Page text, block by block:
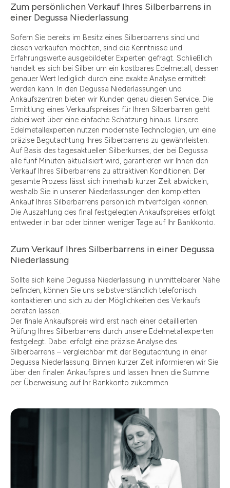
Zum persönlichen Verkauf Ihres Silberbarrens in
einer Degussa Niederlassung
Sofern Sie bereits im Besitz eines Silberbarrens sind und
diesen verkaufen möchten, sind die Kenntnisse und
Erfahrungswerte ausgebildeter Experten gefragt. Schließlich
handelt es sich bei Silber um ein kostbares Edelmetall, dessen
genauer Wert lediglich durch eine exakte Analyse ermittelt
werden kann. In den Degussa Niederlassungen und
Ankaufszentren bieten wir Kunden genau diesen Service. Die
Ermittlung eines Verkaufspreises für Ihren Silberbarren geht
dabei weit über eine einfache Schätzung hinaus. Unsere
Edelmetallexperten nutzen modernste Technologien, um eine
präzise Begutachtung Ihres Silberbarrens zu gewährleisten.
Auf Basis des tagesaktuellen Silberkurses, der bei Degussa
alle fünf Minuten aktualisiert wird, garantieren wir Ihnen den
Verkauf Ihres Silberbarrens zu attraktiven Konditionen. Der
gesamte Prozess lässt sich innerhalb kurzer Zeit abwickeln,
weshalb Sie in unseren Niederlassungen den kompletten
Ankauf Ihres Silberbarrens persönlich mitverfolgen können.
Die Auszahlung des final festgelegten Ankaufspreises erfolgt
entweder in bar oder binnen weniger Tage auf Ihr Bankkonto.
Zum Verkauf Ihres Silberbarrens in einer Degussa
Niederlassung
Sollte sich keine Degussa Niederlassung in unmittelbarer Nähe
befinden, können Sie uns selbstverständlich telefonisch
kontaktieren und sich zu den Möglichkeiten des Verkaufs
beraten lassen.
Der finale Ankaufspreis wird erst nach einer detaillierten
Prüfung Ihres Silberbarrens durch unsere Edelmetallexperten
festgelegt. Dabei erfolgt eine präzise Analyse des
Silberbarrens – vergleichbar mit der Begutachtung in einer
Degussa Niederlassung. Binnen kurzer Zeit informieren wir Sie
über den finalen Ankaufspreis und lassen Ihnen die Summe
per Überweisung auf Ihr Bankkonto zukommen.